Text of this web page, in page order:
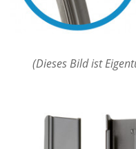
(Dieses Bild ist